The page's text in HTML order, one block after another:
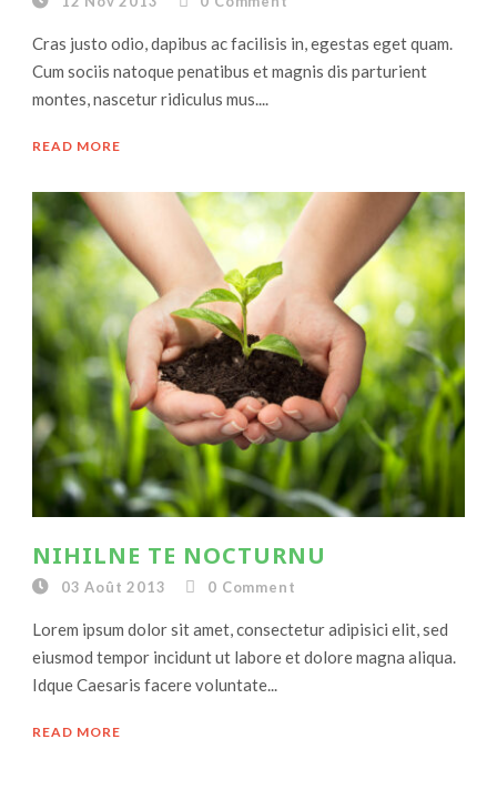
Cras justo odio, dapibus ac facilisis in, egestas eget quam.
Cum sociis natoque penatibus et magnis dis parturient
montes, nascetur ridiculus mus....
READ MORE
NIHILNE TE NOCTURNU
03 Août 2013 0 Comment
Lorem ipsum dolor sit amet, consectetur adipisici elit, sed
eiusmod tempor incidunt ut labore et dolore magna aliqua.
Idque Caesaris facere voluntate...
READ MORE